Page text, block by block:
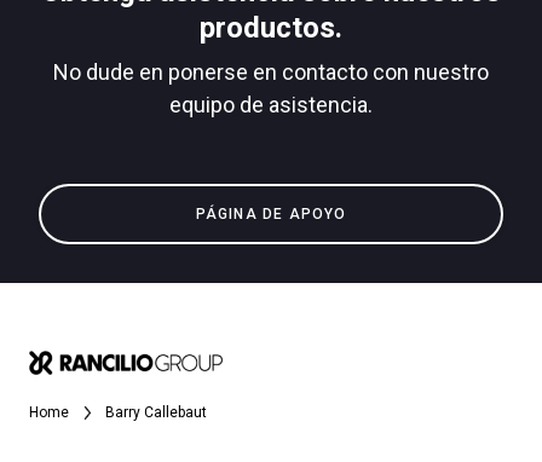
productos.
No dude en ponerse en contacto con nuestro
equipo de asistencia.
PÁGINA DE APOYO
Home Barry Callebaut
Política de Privacidad